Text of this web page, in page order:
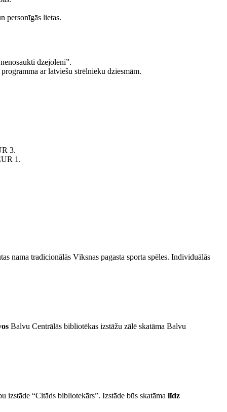
personīgās lietas.
dzejolēni”.
ar latviešu strēlnieku dziesmām.
3.
1.
nama tradicionālās Vīksnas pagasta sporta spēles. Individuālās
Balvu Centrālās bibliotēkas izstāžu zālē skatāma Balvu
“Citāds bibliotekārs”. Izstāde būs skatāma līdz